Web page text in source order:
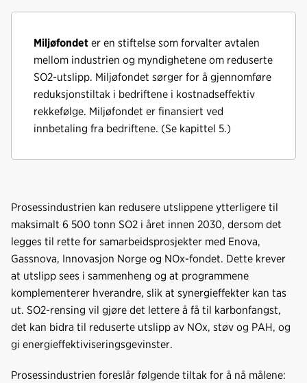
Miljøfondet er en stiftelse som forvalter avtalen
mellom industrien og myndighetene om reduserte
SO2-utslipp. Miljøfondet sørger for å gjennomføre
reduksjonstiltak i bedriftene i kostnadseffektiv
rekkefølge. Miljøfondet er finansiert ved
innbetaling fra bedriftene. (Se kapittel 5.)
Prosessindustrien kan redusere utslippene ytterligere til
maksimalt 6 500 tonn SO2 i året innen 2030, dersom det
legges til rette for samarbeidsprosjekter med Enova,
Gassnova, Innovasjon Norge og NOx-fondet. Dette krever
at utslipp sees i sammenheng og at programmene
komplementerer hverandre, slik at synergieffekter kan tas
ut. SO2-rensing vil gjøre det lettere å få til karbonfangst,
det kan bidra til reduserte utslipp av NOx, støv og PAH, og
gi energieffektiviseringsgevinster.
Prosessindustrien foreslår følgende tiltak for å nå målene: